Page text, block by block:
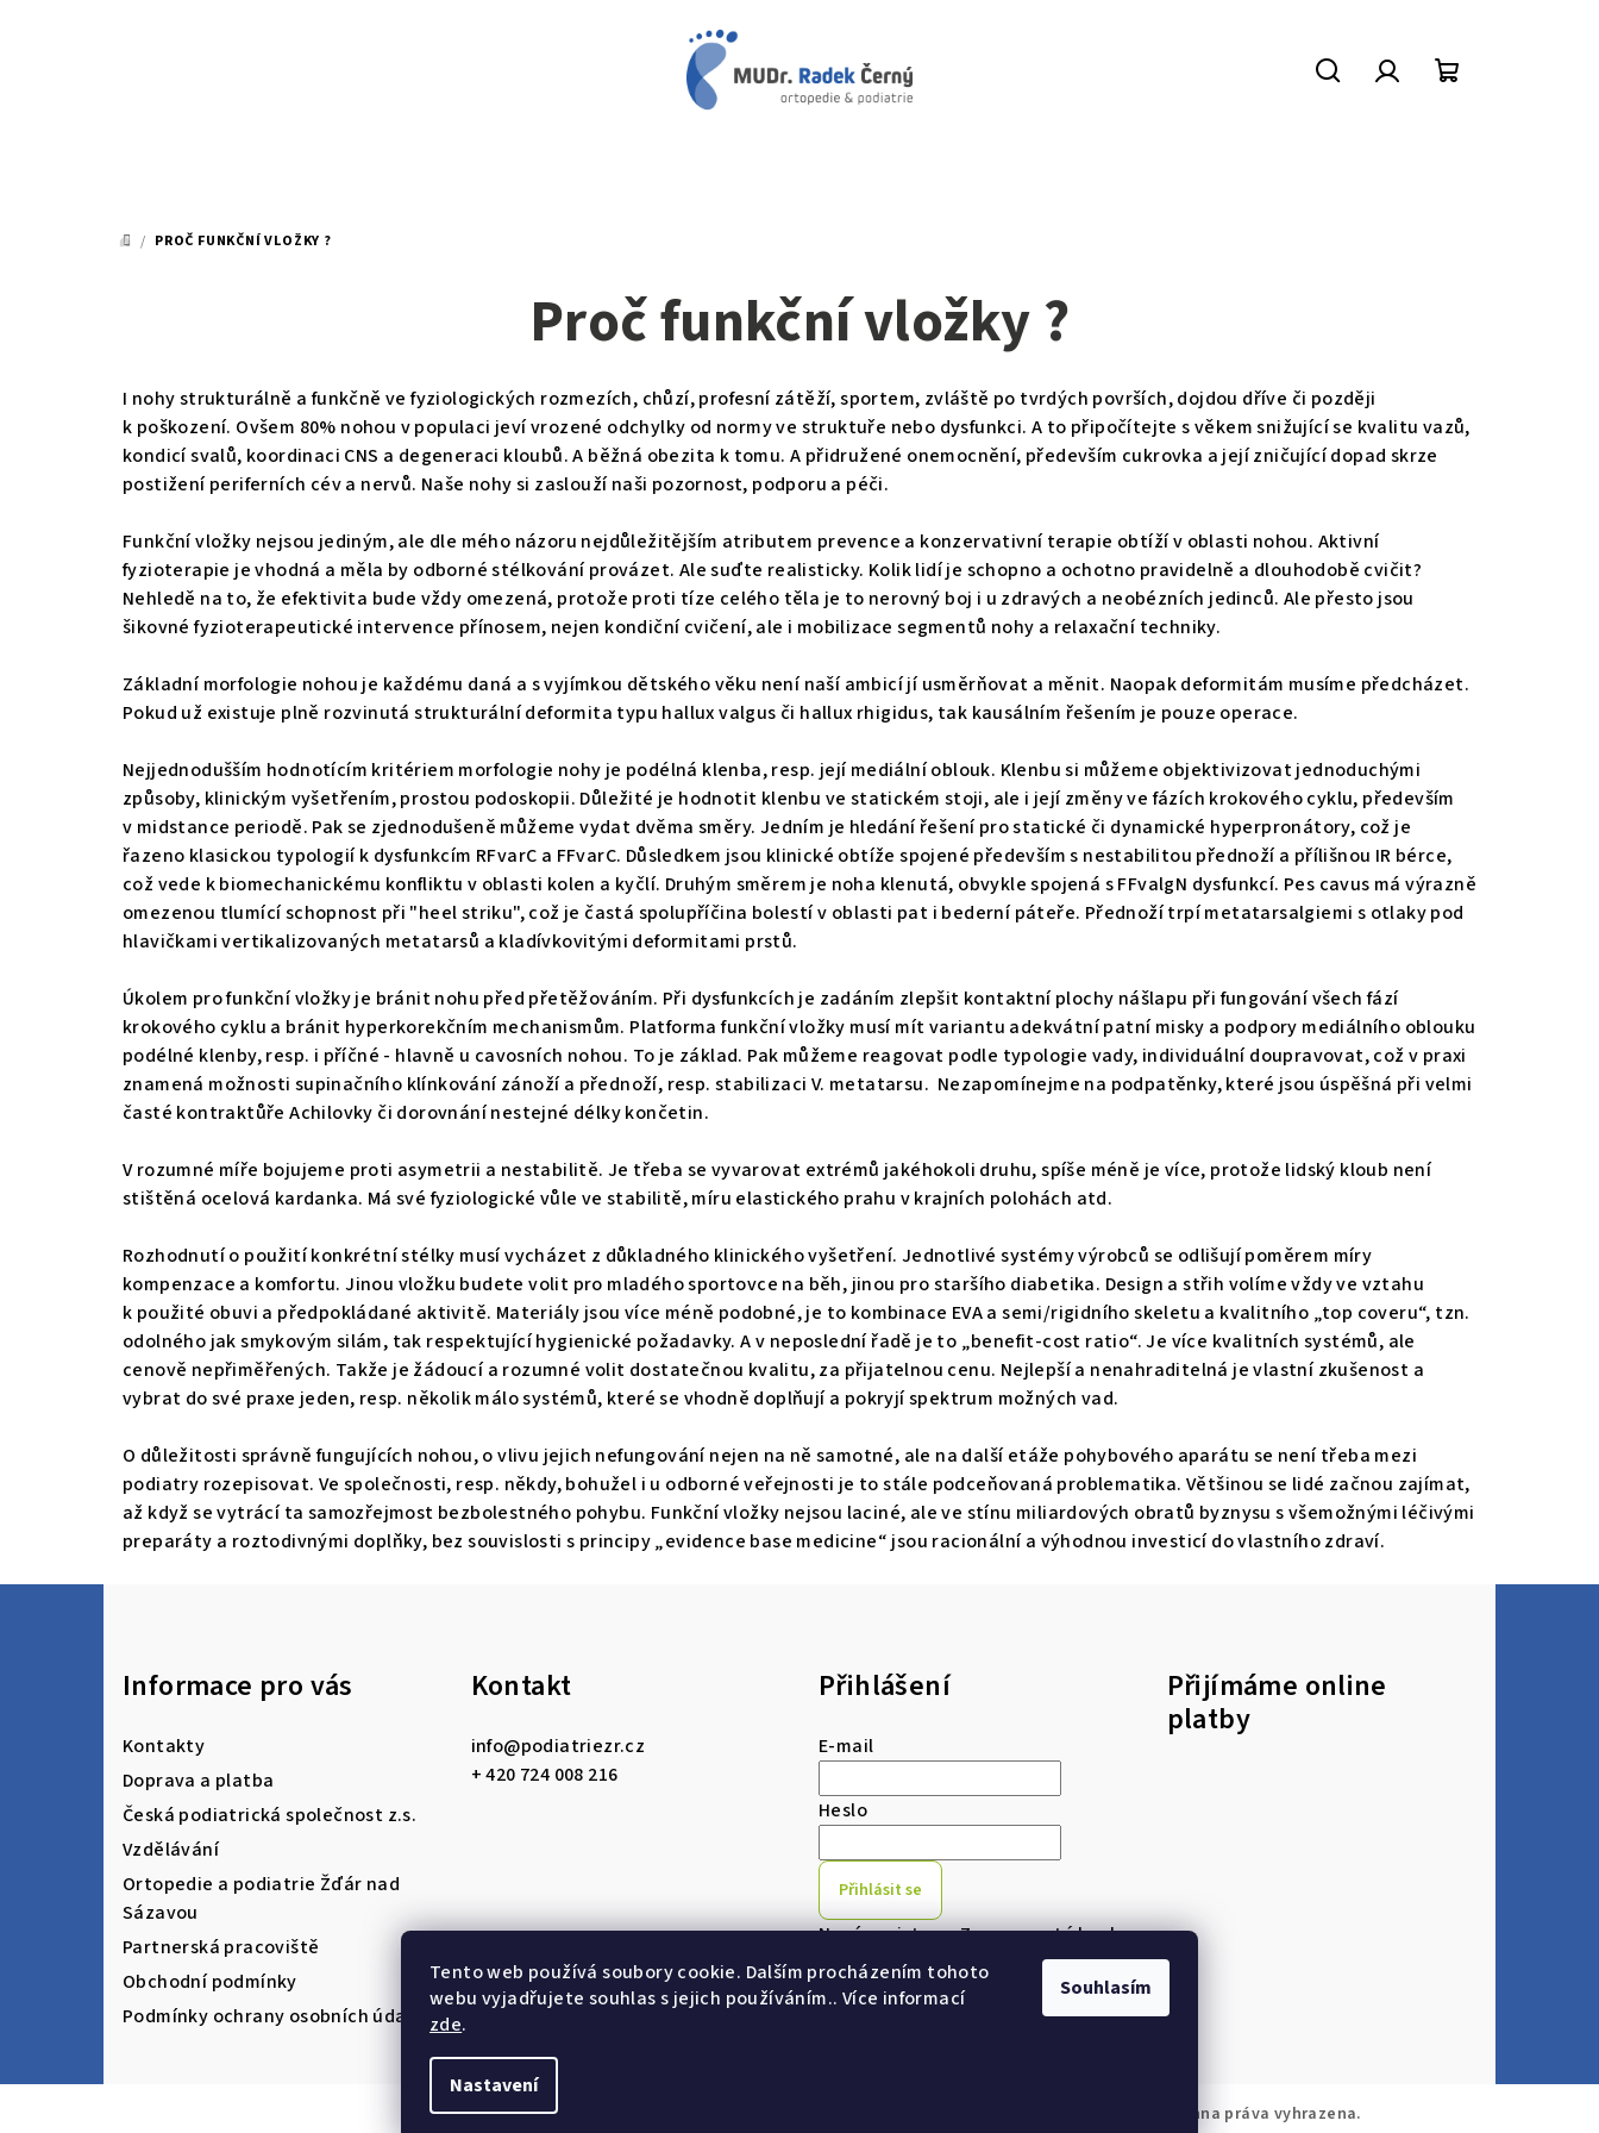
Tento web používá soubory cookie. Dalším procházením tohoto
webu vyjadřujete souhlas s jejich používáním.. Více informací
zde.
Nastavení
Souhlasím
DOMŮ
/ PROČ FUNKČNÍ VLOŽKY ?
Proč funkční vložky ?
I nohy strukturálně a funkčně ve fyziologických rozmezích, chůzí, profesní zátěží, sportem, zvláště po tvrdých površích, dojdou dříve či později
k poškození. Ovšem 80% nohou v populaci jeví vrozené odchylky od normy ve struktuře nebo dysfunkci. A to připočítejte s věkem snižující se kvalitu vazů,
kondicí svalů, koordinaci CNS a degeneraci kloubů. A běžná obezita k tomu. A přidružené onemocnění, především cukrovka a její zničující dopad skrze
postižení periferních cév a nervů. Naše nohy si zaslouží naši pozornost, podporu a péči.
Funkční vložky nejsou jediným, ale dle mého názoru nejdůležitějším atributem prevence a konzervativní terapie obtíží v oblasti nohou. Aktivní
fyzioterapie je vhodná a měla by odborné stélkování provázet. Ale suďte realisticky. Kolik lidí je schopno a ochotno pravidelně a dlouhodobě cvičit?
Nehledě na to, že efektivita bude vždy omezená, protože proti tíze celého těla je to nerovný boj i u zdravých a neobézních jedinců. Ale přesto jsou
šikovné fyzioterapeutické intervence přínosem, nejen kondiční cvičení, ale i mobilizace segmentů nohy a relaxační techniky.
Základní morfologie nohou je každému daná a s vyjímkou dětského věku není naší ambicí jí usměrňovat a měnit. Naopak deformitám musíme předcházet.
Pokud už existuje plně rozvinutá strukturální deformita typu hallux valgus či hallux rhigidus, tak kausálním řešením je pouze operace.
Nejjednodušším hodnotícím kritériem morfologie nohy je podélná klenba, resp. její mediální oblouk. Klenbu si můžeme objektivizovat jednoduchými
způsoby, klinickým vyšetřením, prostou podoskopii. Důležité je hodnotit klenbu ve statickém stoji, ale i její změny ve fázích krokového cyklu, především
v midstance periodě. Pak se zjednodušeně můžeme vydat dvěma směry. Jedním je hledání řešení pro statické či dynamické hyperpronátory, což je
řazeno klasickou typologií k dysfunkcím RFvarC a FFvarC. Důsledkem jsou klinické obtíže spojené především s nestabilitou přednoží a přílišnou IR bérce,
což vede k biomechanickému konfliktu v oblasti kolen a kyčlí. Druhým směrem je noha klenutá, obvykle spojená s FFvalgN dysfunkcí. Pes cavus má výrazně
omezenou tlumící schopnost při "heel striku", což je častá spolupříčina bolestí v oblasti pat i bederní páteře. Přednoží trpí metatarsalgiemi s otlaky pod
hlavičkami vertikalizovaných metatarsů a kladívkovitými deformitami prstů.
Úkolem pro funkční vložky je bránit nohu před přetěžováním. Při dysfunkcích je zadáním zlepšit kontaktní plochy nášlapu při fungování všech fází
krokového cyklu a bránit hyperkorekčním mechanismům. Platforma funkční vložky musí mít variantu adekvátní patní misky a podpory mediálního oblouku
podélné klenby, resp. i příčné - hlavně u cavosních nohou. To je základ. Pak můžeme reagovat podle typologie vady, individuální doupravovat, což v praxi
znamená možnosti supinačního klínkování zánoží a přednoží, resp. stabilizaci V. metatarsu. Nezapomínejme na podpatěnky, které jsou úspěšná při velmi
časté kontraktůře Achilovky či dorovnání nestejné délky končetin.
V rozumné míře bojujeme proti asymetrii a nestabilitě. Je třeba se vyvarovat extrémů jakéhokoli druhu, spíše méně je více, protože lidský kloub není
stištěná ocelová kardanka. Má své fyziologické vůle ve stabilitě, míru elastického prahu v krajních polohách atd.
Rozhodnutí o použití konkrétní stélky musí vycházet z důkladného klinického vyšetření. Jednotlivé systémy výrobců se odlišují poměrem míry
kompenzace a komfortu. Jinou vložku budete volit pro mladého sportovce na běh, jinou pro staršího diabetika. Design a střih volíme vždy ve vztahu
k použité obuvi a předpokládané aktivitě. Materiály jsou více méně podobné, je to kombinace EVA a semi/rigidního skeletu a kvalitního „top coveru“, tzn.
odolného jak smykovým silám, tak respektující hygienické požadavky. A v neposlední řadě je to „benefit-cost ratio“. Je více kvalitních systémů, ale
cenově nepřiměřených. Takže je žádoucí a rozumné volit dostatečnou kvalitu, za přijatelnou cenu. Nejlepší a nenahraditelná je vlastní zkušenost a
vybrat do své praxe jeden, resp. několik málo systémů, které se vhodně doplňují a pokryjí spektrum možných vad.
O důležitosti správně fungujících nohou, o vlivu jejich nefungování nejen na ně samotné, ale na další etáže pohybového aparátu se není třeba mezi
podiatry rozepisovat. Ve společnosti, resp. někdy, bohužel i u odborné veřejnosti je to stále podceňovaná problematika. Většinou se lidé začnou zajímat,
až když se vytrácí ta samozřejmost bezbolestného pohybu. Funkční vložky nejsou laciné, ale ve stínu miliardových obratů byznysu s všemožnými léčivými
preparáty a roztodivnými doplňky, bez souvislosti s principy „evidence base medicine“ jsou racionální a výhodnou investicí do vlastního zdraví.
Informace pro vás
Kontakty
Doprava a platba
Česká podiatrická společnost z.s.
Vzdělávání
Ortopedie a podiatrie Žďár nad
Sázavou
Partnerská pracoviště
Obchodní podmínky
Podmínky ochrany osobních údajů
Kontakt
info@podiatriezr.cz
+ 420 724 008 216
Přihlášení
E-mail
Heslo
Přihlásit se
Nová registraceZapomenuté heslo
Přijímáme online
platby
. Všechna práva vyhrazena.